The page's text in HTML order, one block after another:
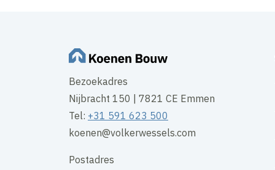
Bezoekadres
Nijbracht 150 | 7821 CE Emmen
Tel: +31 591 623 500
koenen@volkerwessels.com
Postadres